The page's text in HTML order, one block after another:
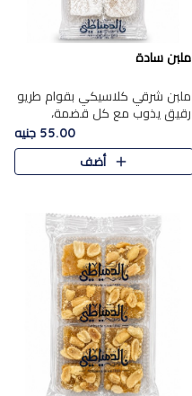
ملبن سادة
ملبن شرقي كلاسيكي بقوام طريو
رقيق يذوب مع كل قضمة،
مغطى بطبقة ناعمة من السكر
البودرة ليقدم المذاق الأصيل الذي
ارتبط بحلويات المولد التقليدي..
55.00 جنيه
أضف